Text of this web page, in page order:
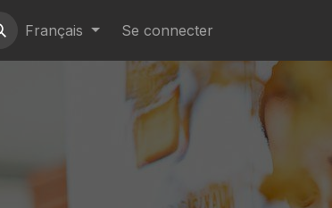
Français Se connecter